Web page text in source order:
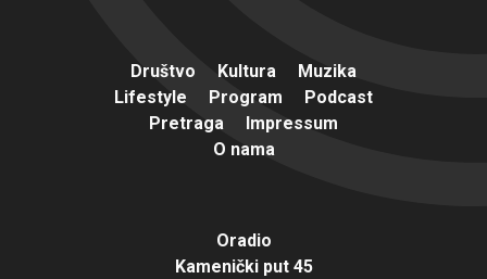
Društvo Kultura
Muzika
Lifestyle
Program
Podcast
Pretraga
Impressum
O nama
Oradio
Kamenički put 45